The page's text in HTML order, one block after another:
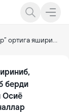
баҳсли баёнотларга жавоб берди
берди
Осиё